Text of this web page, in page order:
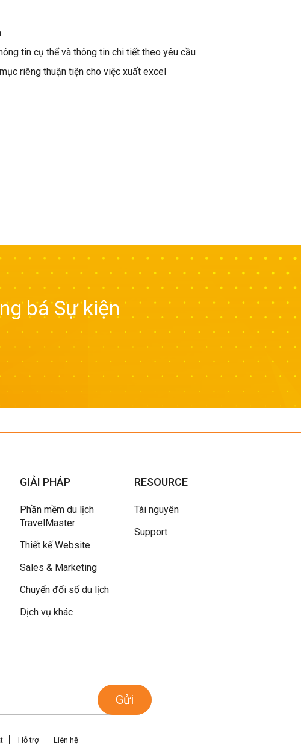
tin cụ thể và thông tin chi tiết theo yêu cầu
riêng thuận tiện cho việc xuất excel
bá Sự kiện
GIẢI PHÁP
Phần mềm du lịch
TravelMaster
Thiết kế Website
Sales & Marketing
Chuyển đổi số du lịch
Dịch vụ khác
RESOURCE
Tài nguyên
Support
Gửi
Hỗ trợ Liên hệ